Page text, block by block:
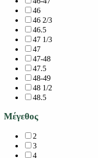
46
46 2/3
46.5
47 1/3
47
47-48
47.5
48-49
48 1/2
48.5
Μέγεθος
2
3
4